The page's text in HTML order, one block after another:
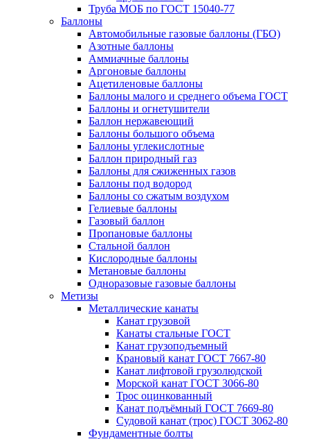
Труба МОБ по ГОСТ 15040-77
Баллоны
Автомобильные газовые баллоны (ГБО)
Азотные баллоны
Аммиачные баллоны
Аргоновые баллоны
Ацетиленовые баллоны
Баллоны малого и среднего объема ГОСТ
Баллоны и огнетушители
Баллон нержавеющий
Баллоны большого объема
Баллоны углекислотные
Баллон природный газ
Баллоны для сжиженных газов
Баллоны под водород
Баллоны со сжатым воздухом
Гелиевые баллоны
Газовый баллон
Пропановые баллоны
Стальной баллон
Кислородные баллоны
Метановые баллоны
Одноразовые газовые баллоны
Метизы
Металлические канаты
Канат грузовой
Канаты стальные ГОСТ
Канат грузоподъемный
Крановый канат ГОСТ 7667-80
Канат лифтовой грузолюдской
Морской канат ГОСТ 3066-80
Трос оцинкованный
Канат подъёмный ГОСТ 7669-80
Судовой канат (трос) ГОСТ 3062-80
Фундаментные болты